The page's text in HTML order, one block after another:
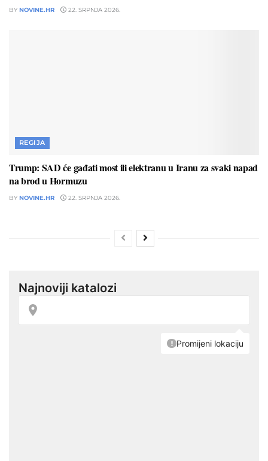
BY NOVINE.HR 22. SRPNJA 2026.
REGIJA
Trump: SAD će gađati most ili elektranu u Iranu za svaki napad
na brod u Hormuzu
BY NOVINE.HR 22. SRPNJA 2026.